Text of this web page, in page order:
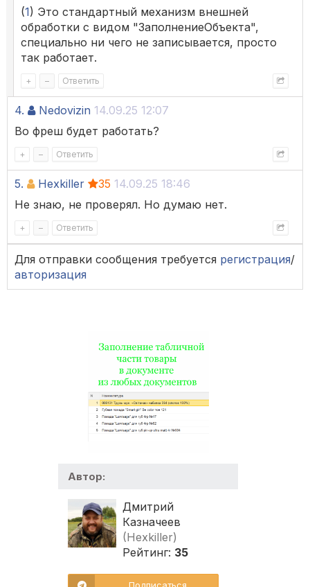
(1) Это стандартный механизм внешней
обработки с видом "ЗаполнениеОбъекта",
специально ни чего не записывается, просто
так работает.
+ – Ответить
4. Nedovizin 14.09.25 12:07
Во фреш будет работать?
+ – Ответить
5. Hexkiller 35 14.09.25 18:46
Не знаю, не проверял. Но думаю нет.
+ – Ответить
Для отправки сообщения требуется регистрация/
авторизация
Автор:
Дмитрий
Казначеев
(Hexkiller)
Рейтинг: 35